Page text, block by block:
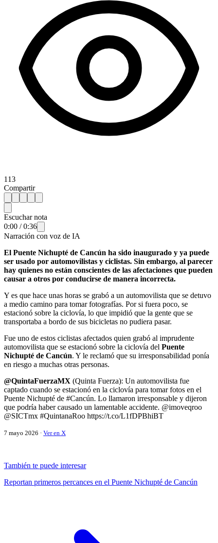
113
Compartir
Escuchar nota
0:00 /0:36
Narración con voz de IA
El Puente Nichupté de Cancún ha sido inaugurado y ya puede
ser usado por automovilistas y ciclistas. Sin embargo, al parecer
hay quienes no están conscientes de las afectaciones que pueden
causar a otros por conducirse de manera incorrecta.
Y es que hace unas horas se grabó a un automovilista que se detuvo
a medio camino para tomar fotografías. Por si fuera poco, se
estacionó sobre la ciclovía, lo que impidió que la gente que se
transportaba a bordo de sus bicicletas no pudiera pasar.
Fue uno de estos ciclistas afectados quien grabó al imprudente
automovilista que se estacionó sobre la ciclovía del Puente
Nichupté de Cancún. Y le reclamó que su irresponsabilidad ponía
en riesgo a muchas otras personas.
@QuintaFuerzaMX (Quinta Fuerza): Un automovilista fue
captado cuando se estacionó en la ciclovía para tomar fotos en el
Puente Nichupté de #Cancún. Lo llamaron irresponsable y dijeron
que podría haber causado un lamentable accidente. @imoveqroo
@SICTmx #QuintanaRoo https://t.co/L1fDPBhiBT
7 mayo 2026 · Ver en X
También te puede interesar
Reportan primeros percances en el Puente Nichupté de Cancún